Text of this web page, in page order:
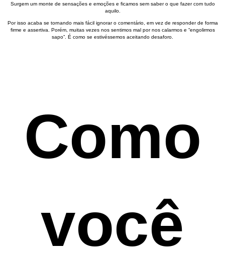
Surgem um monte de sensações e emoções e ficamos sem saber o que fazer com tudo
aquilo.
Por isso acaba se tornando mais fácil ignorar o comentário, em vez de responder de forma
firme e assertiva. Porém, muitas vezes nos sentimos mal por nos calarmos e “engolirmos
sapo”. É como se estivéssemos aceitando desaforo.
Como
você